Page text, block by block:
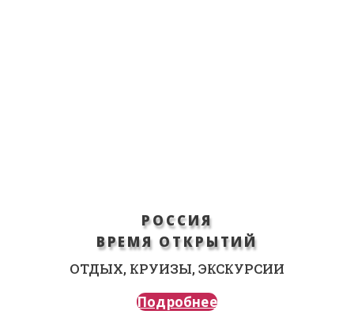
РОССИЯ
ВРЕМЯ ОТКРЫТИЙ
ОТДЫХ, КРУИЗЫ, ЭКСКУРСИИ
Подробнее